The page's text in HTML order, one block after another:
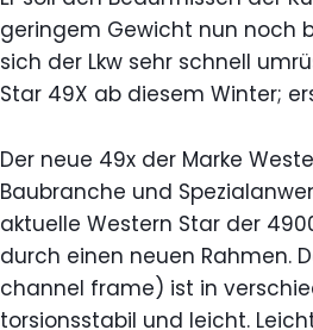
geringem Gewicht nun noch
sich der Lkw sehr schnell
Star 49X ab diesem Winter;
Der neue 49x der Marke
Baubranche und
aktuelle Western Star der
durch einen neuen Rahmen.
channel frame) ist in
torsionsstabil und leicht.